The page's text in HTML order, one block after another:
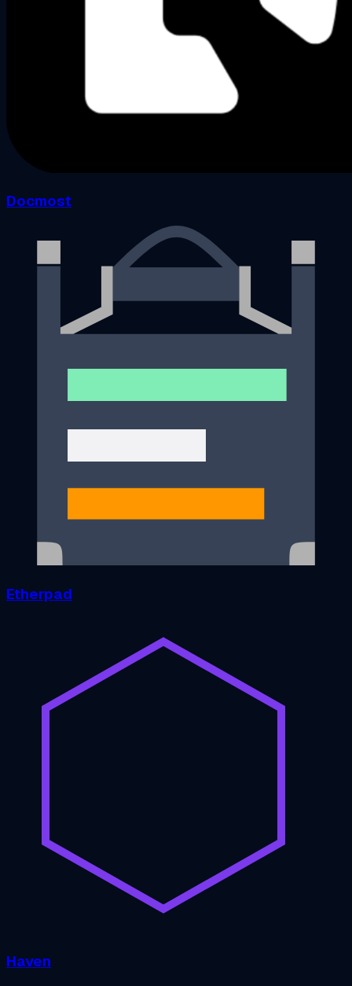
Docmost
Etherpad
Haven